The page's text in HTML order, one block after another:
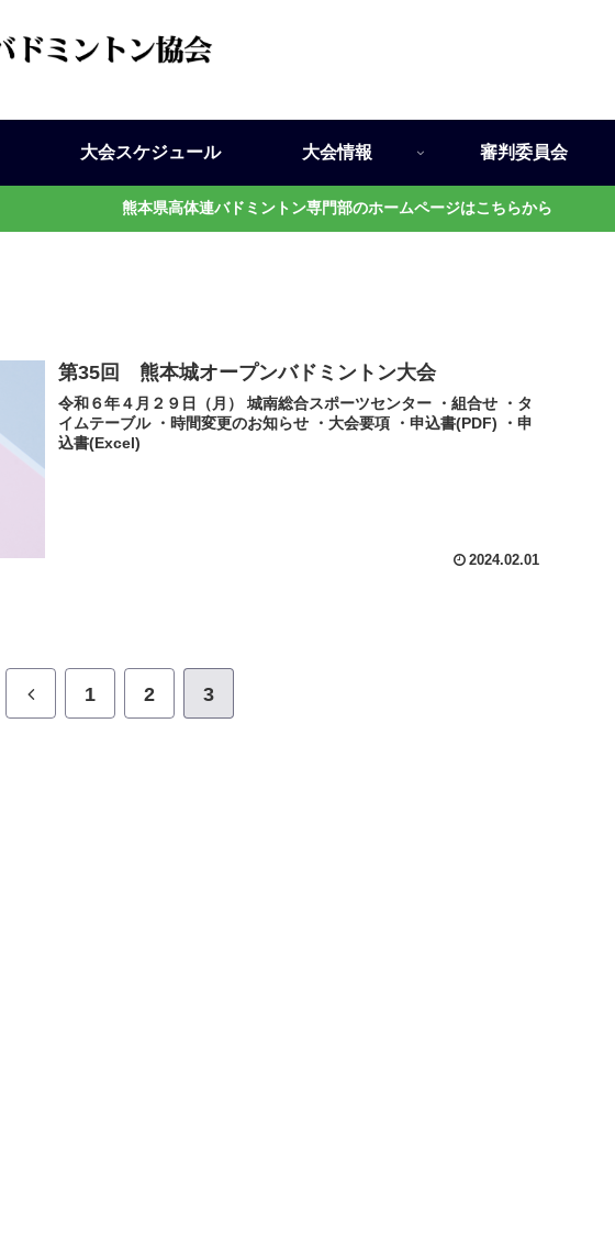
大会スケジュール 大会情報 審判委員会
熊本県高体連バドミントン専門部のホームページはこちらから
第35回 熊本城オープンバドミントン大会
令和６年４月２９日（月） 城南総合スポーツセンター ・組合せ ・タ
イムテーブル ・時間変更のお知らせ ・大会要項 ・申込書(PDF) ・申
込書(Excel)
2024.02.01
前 1 2 3